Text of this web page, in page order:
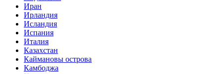
Иран
Ирландия
Исландия
Испания
Италия
Казахстан
Каймановы острова
Камбоджа